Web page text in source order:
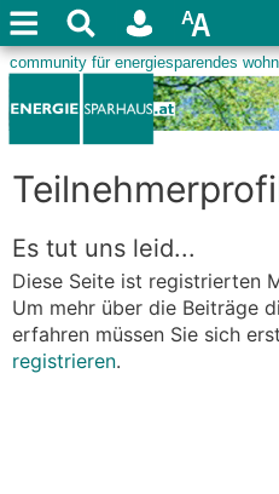
Es tut uns leid...
Diese Seite ist registrierten
Um mehr über die Beiträge
erfahren müssen Sie sich erst
registrieren.